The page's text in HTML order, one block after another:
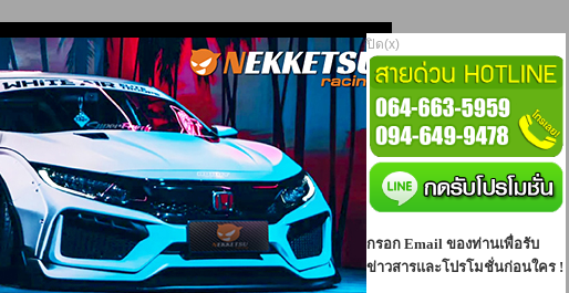
ปิด(x)
กรอก Email ของท่านเพื่อรับ
ข่าวสารและโปรโมชั่นก่อนใคร !